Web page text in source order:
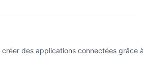
des applications connectées grâce